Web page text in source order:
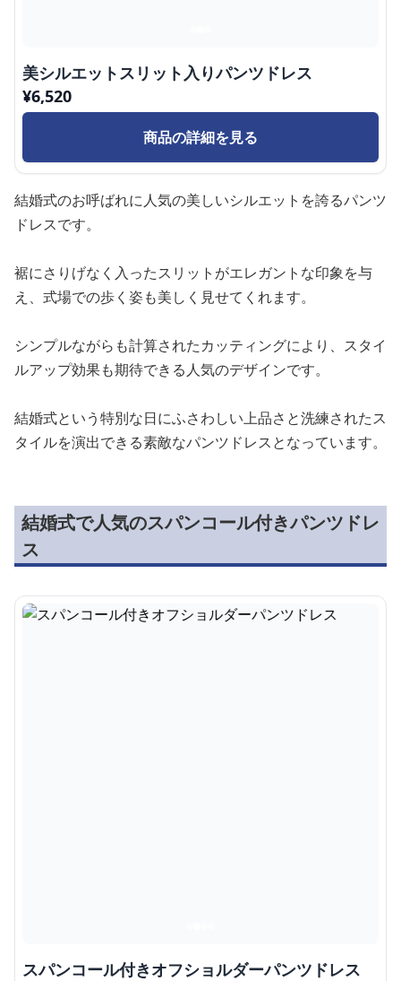
美シルエットスリット入りパンツドレス
¥6,520
商品の詳細を見る
結婚式のお呼ばれに人気の美しいシルエットを誇るパンツ
ドレスです。
裾にさりげなく入ったスリットがエレガントな印象を与
え、式場での歩く姿も美しく見せてくれます。
シンプルながらも計算されたカッティングにより、スタイ
ルアップ効果も期待できる人気のデザインです。
結婚式という特別な日にふさわしい上品さと洗練されたス
タイルを演出できる素敵なパンツドレスとなっています。
結婚式で人気のスパンコール付きパンツドレ
ス
スパンコール付きオフショルダーパンツドレス